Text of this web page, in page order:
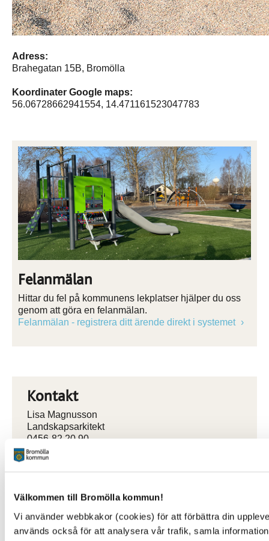
Välkommen till Bromölla kommun!
Vi använder webbkakor (cookies) för att förbättra din
används också för att analysera vår trafik, samla
Adress:
Brahegatan 15B, Bromölla
Koordinater Google maps:
56.06728662941554, 14.471161523047783
Felanmälan
Hittar du fel på kommunens lekplatser hjälper du oss
genom att göra en felanmälan.
Felanmälan - registrera ditt ärende direkt i systemet
Kontakt
Lisa Magnusson
Landskapsarkitekt
0456-82 20 90
lisa.magnusson@bromolla.se
Sidan senast uppdaterad:den 21 May 2026